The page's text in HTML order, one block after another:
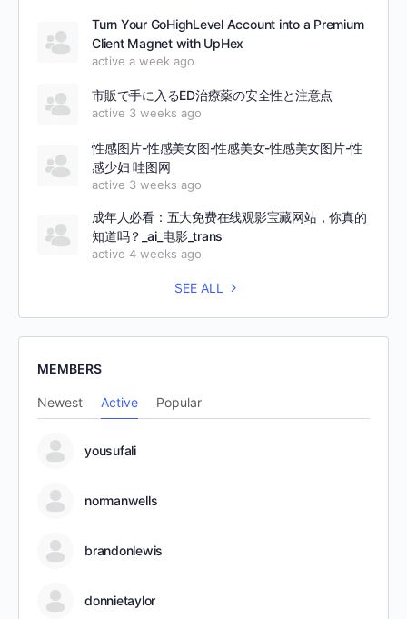
Turn Your GoHighLevel Account into a Premium
Client Magnet with UpHex
active a week ago
市販で手に入るED治療薬の安全性と注意点
active 3 weeks ago
性感图片-性感美女图-性感美女-性感美女图片-性
感少妇 哇图网
active 3 weeks ago
成年人必看：五大免费在线观影宝藏网站，你真的
知道吗？_ai_电影_trans
active 4 weeks ago
SEE ALL
MEMBERS
Newest Active Popular
yousufali
normanwells
brandonlewis
donnietaylor